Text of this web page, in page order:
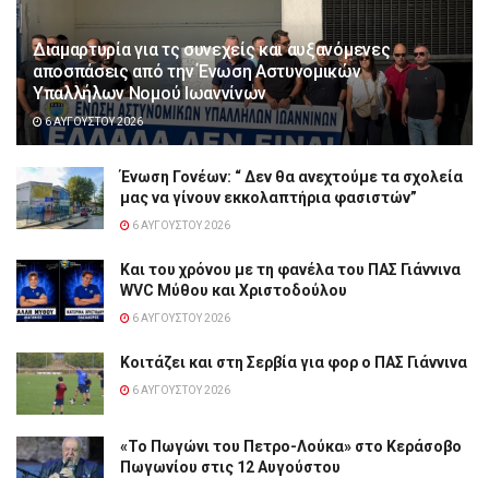
Διαμαρτυρία για τς συνεχείς και αυξανόμενες
αποσπάσεις από την Ένωση Αστυνομικών
Υπαλλήλων Νομού Ιωαννίνων
6 ΑΥΓΟΎΣΤΟΥ 2026
Ένωση Γονέων: “ Δεν θα ανεχτούμε τα σχολεία
μας να γίνουν εκκολαπτήρια φασιστών”
6 ΑΥΓΟΎΣΤΟΥ 2026
Και του χρόνου με τη φανέλα του ΠΑΣ Γιάννινα
WVC Μύθου και Χριστοδούλου
6 ΑΥΓΟΎΣΤΟΥ 2026
Κοιτάζει και στη Σερβία για φορ ο ΠΑΣ Γιάννινα
6 ΑΥΓΟΎΣΤΟΥ 2026
«Το Πωγώνι του Πετρο-Λούκα» στο Κεράσοβο
Πωγωνίου στις 12 Αυγούστου